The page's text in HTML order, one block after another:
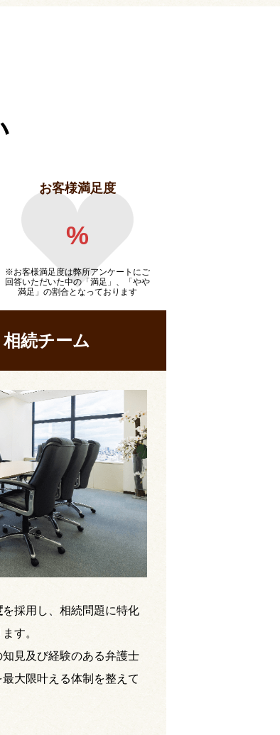
お客様満足度
%
※お客様満足度は弊所アンケートにご
回答いただいた中の「満足」、「やや
満足」の割合となっております
続チーム
を採用し、相続問題に特化
す。
見及び経験のある弁護士
大限叶える体制を整えて